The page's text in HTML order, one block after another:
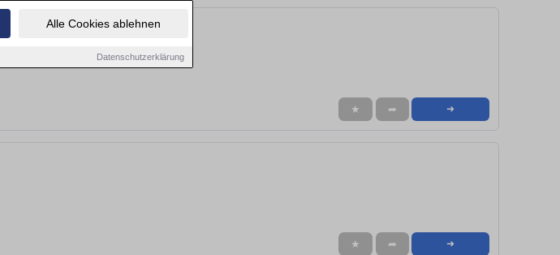
Alle Cookies ablehnen
Datenschutzerklärung
(m/w/d)
★ ➦ ➜
★ ➦ ➜